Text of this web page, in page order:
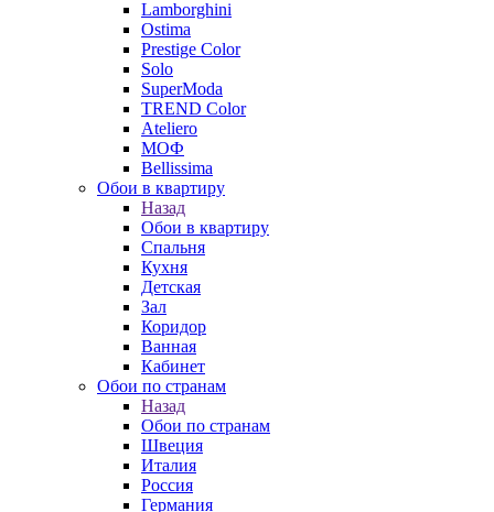
Lamborghini
Ostima
Prestige Color
Solo
SuperModa
TREND Color
Ateliero
МОФ
Bellissima
Обои в квартиру
Назад
Обои в квартиру
Спальня
Кухня
Детская
Зал
Коридор
Ванная
Кабинет
Обои по странам
Назад
Обои по странам
Швеция
Италия
Россия
Германия